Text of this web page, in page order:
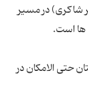
در مسیر
ها است.
حتی الامکان در